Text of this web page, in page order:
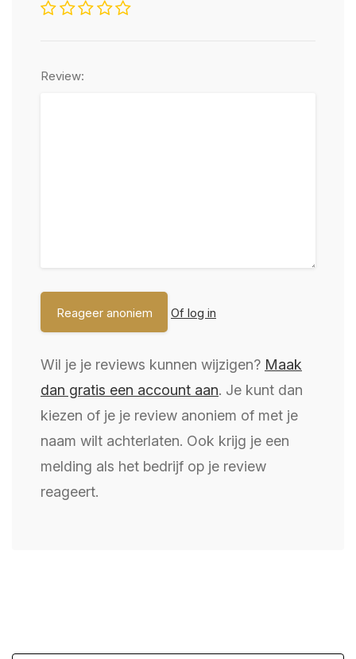
Review:
Of log in
Wil je je reviews kunnen wijzigen? Maak
dan gratis een account aan. Je kunt dan
kiezen of je je review anoniem of met je
naam wilt achterlaten. Ook krijg je een
melding als het bedrijf op je review
reageert.